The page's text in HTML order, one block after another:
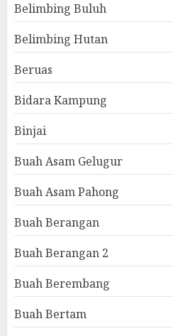
Belimbing Buluh
Belimbing Hutan
Beruas
Bidara Kampung
Binjai
Buah Asam Gelugur
Buah Asam Pahong
Buah Berangan
Buah Berangan 2
Buah Berembang
Buah Bertam